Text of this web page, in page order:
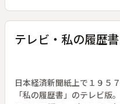
テレビ・私の履歴
日本経済新聞紙上で１９５
「私の履歴書」のテレビ版